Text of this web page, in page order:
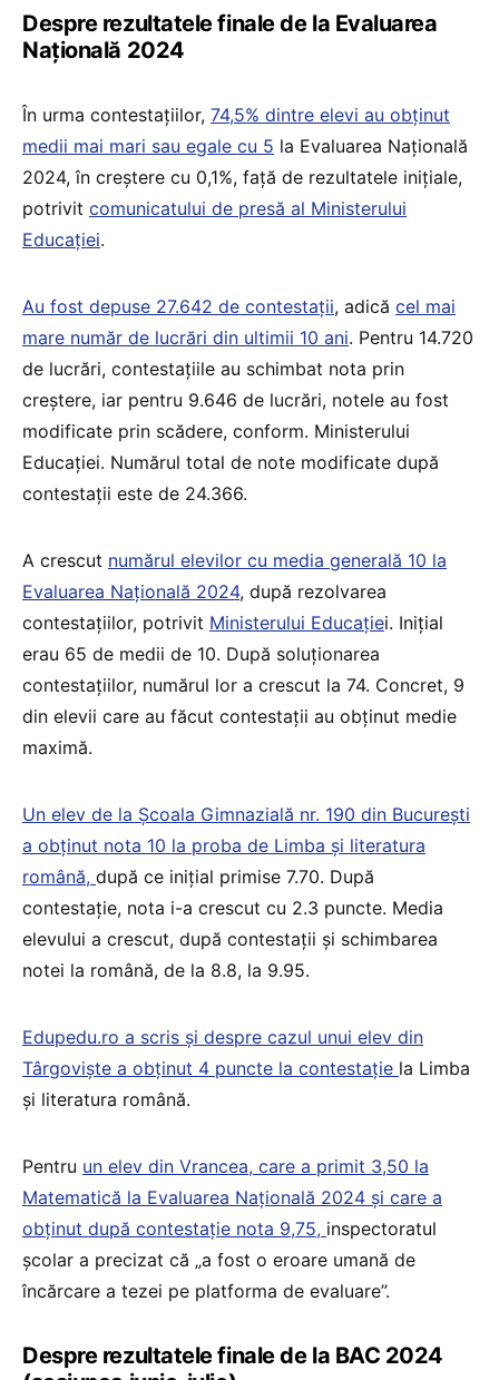
Despre rezultatele finale de la Evaluarea
Națională 2024
În urma contestațiilor, 74,5% dintre elevi au obținut
medii mai mari sau egale cu 5 la Evaluarea Națională
2024, în creștere cu 0,1%, față de rezultatele inițiale,
potrivit comunicatului de presă al Ministerului
Educației.
Au fost depuse 27.642 de contestații, adică cel mai
mare număr de lucrări din ultimii 10 ani. Pentru 14.720
de lucrări, contestațiile au schimbat nota prin
creștere, iar pentru 9.646 de lucrări, notele au fost
modificate prin scădere, conform. Ministerului
Educației. Numărul total de note modificate după
contestații este de 24.366.
A crescut numărul elevilor cu media generală 10 la
Evaluarea Națională 2024, după rezolvarea
contestațiilor, potrivit Ministerului Educației. Inițial
erau 65 de medii de 10. După soluționarea
contestațiilor, numărul lor a crescut la 74. Concret, 9
din elevii care au făcut contestații au obținut medie
maximă.
Un elev de la Școala Gimnazială nr. 190 din București
a obținut nota 10 la proba de Limba și literatura
română, după ce inițial primise 7.70. După
contestație, nota i-a crescut cu 2.3 puncte. Media
elevului a crescut, după contestații și schimbarea
notei la română, de la 8.8, la 9.95.
Edupedu.ro a scris și despre cazul unui elev din
Târgoviște a obținut 4 puncte la contestație la Limba
și literatura română.
Pentru un elev din Vrancea, care a primit 3,50 la
Matematică la Evaluarea Națională 2024 și care a
obținut după contestație nota 9,75, inspectoratul
școlar a precizat că „a fost o eroare umană de
încărcare a tezei pe platforma de evaluare”.
Despre rezultatele finale de la BAC 2024